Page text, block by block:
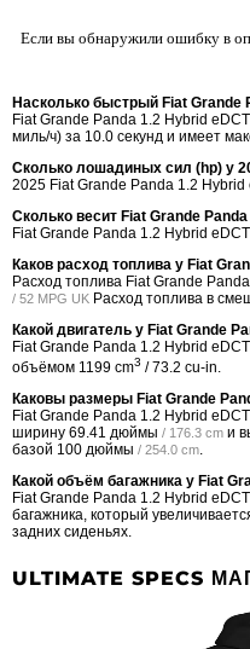
Если вы обнаружили ошибку в
Насколько быстрый Fiat Grande
Fiat Grande Panda 1.2 Hybrid
миль/ч) за 10.0 секунд и имеет
Сколько лошадиных сил (hp) у
2025 Fiat Grande Panda 1.2
Сколько весит Fiat Grande
Fiat Grande Panda 1.2 Hybrid
Каков расход топлива у Fiat
Расход топлива Fiat Grande
/ 52 MPG UK Расход топлива в
Какой двигатель у Fiat Grande
Fiat Grande Panda 1.2 Hybrid
объёмом 1199 cm3 / 73.2 cu-in.
Каковы размеры Fiat Grande
Fiat Grande Panda 1.2 Hybrid
ширину 69.41 дюймы / 176.3 cm и
базой 100 дюймы / 254.0 cm
Какой объём багажника у Fiat
Fiat Grande Panda 1.2 Hybrid
багажника, который
задних сиденьях.
ULTIMATE SPECS